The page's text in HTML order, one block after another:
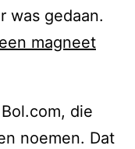
was gedaan.
magneet
die
noemen. Dat